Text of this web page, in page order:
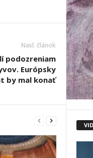
Nasl. článok
podozreniam
Európsky
by mal konať